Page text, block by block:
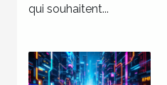
qui souhaitent...